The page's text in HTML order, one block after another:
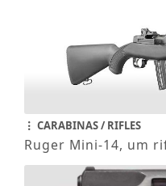
CARABINAS / RIFLES
Ruger Mini-14, um